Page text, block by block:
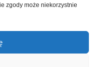
zgody może niekorzystnie